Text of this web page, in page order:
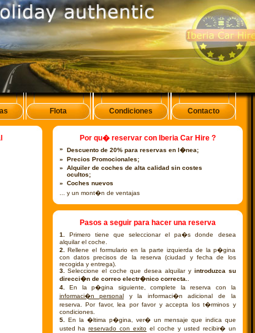
Flota Condiciones Contacto
Por qu� reservar con Iberia Car Hire ?
»
Descuento de 20% para reservas en l�nea;
»
Precios Promocionales;
»
Alquiler de coches de alta calidad sin costes
ocultos;
»
Coches nuevos
... y un mont�n de ventajas
Pasos a seguir para hacer una reserva
1.
Primero tiene que seleccionar el pa�s donde desea
alquilar el coche.
2.
Rellene el formulario en la parte izquierda de la p�gina
con datos precisos de la reserva (ciudad y fecha de los
recogida y entrega).
3.
Seleccione el coche que desea alquilar y introduzca su
direcci�n de correo electr�nico correcta.
4.
En la p�gina siguiente, complete la reserva con la
informaci�n personal y la informaci�n adicional de la
reserva. Por favor, lea por favor y accepta los t�rminos y
condiciones.
5.
En la �ltima p�gina, ver� un mensaje que indica que
usted hareservado con exito el coche y usted recibir� un